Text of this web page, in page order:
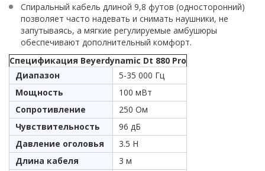
Спиральный кабель длиной 9,8 футов (односторонний)
позволяет часто надевать и снимать наушники, не
запутываясь, а мягкие регулируемые амбушюры
обеспечивают дополнительный комфорт.
Спецификация Beyerdynamic Dt 880 Pro
Диапазон
5-35 000 Гц
Мощность
100 мВт
Сопротивление
250 Ом
Чувствительность
96 дБ
Давление оголовья
3.5 Н
Длина кабеля
3 м